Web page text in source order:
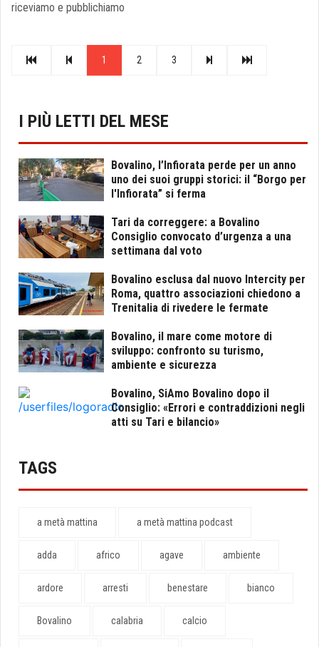
riceviamo e pubblichiamo
1 2 3
I PIÙ LETTI DEL MESE
Bovalino, l’Infiorata perde per un anno
uno dei suoi gruppi storici: il “Borgo per
l'Infiorata” si ferma
Tari da correggere: a Bovalino
Consiglio convocato d’urgenza a una
settimana dal voto
Bovalino esclusa dal nuovo Intercity per
Roma, quattro associazioni chiedono a
Trenitalia di rivedere le fermate
Bovalino, il mare come motore di
sviluppo: confronto su turismo,
ambiente e sicurezza
Bovalino, SiAmo Bovalino dopo il
Consiglio: «Errori e contraddizioni negli
atti su Tari e bilancio»
TAGS
a metà mattina a metà mattina podcast
adda africo agave ambiente
ardore arresti benestare bianco
Bovalino calabria calcio